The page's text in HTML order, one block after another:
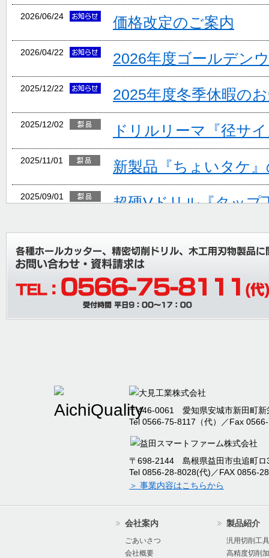
2026/06/24 価格改定のご案内
2026/04/22 2026年度ゴールデン
2025/12/22 2025年度冬季休暇の
2025/12/02 ドリルリーマ『径サ
2025/11/01 新製品『ちょいタケ
2025/09/01
超硬Vドリル『タップ
ョン追加』
2025/08/06 夏期休業のご案内
2025/07/26
棚卸に伴う出荷停止
2025/04/09 臨時休業のお知らせ
2024年度冬季休暇の
本社新工場竣工のお
2024年度夏季休暇の
オーエムアイ 棚卸
〒446-0061 愛知県安城市新田町新
Tel 0566-75-8117（代）／Fax
〒698-2144 島根県益田市虫追町ロ
Tel 0856-28-8028(代)／FAX 0856-
＞ 事業内容はこちらから
会社案内
ごあいさつ
会社概要
製品紹介
汎用切削工具
高精度切削